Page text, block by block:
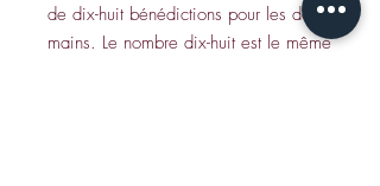
de dix-huit bénédictions pour les deux
mains. Le nombre dix-huit est le même